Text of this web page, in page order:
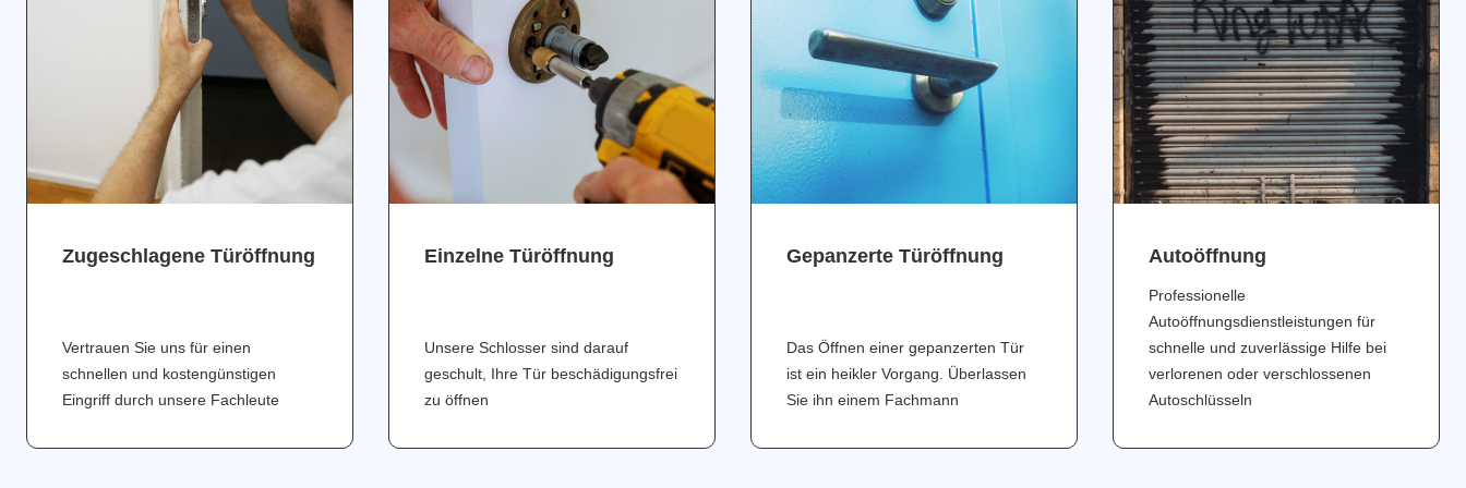
Zugeschlagene Türöffnung
Vertrauen Sie uns für einen
schnellen und kostengünstigen
Eingriff durch unsere Fachleute
Einzelne Türöffnung
Unsere Schlosser sind darauf
geschult, Ihre Tür beschädigungsfrei
zu öffnen
Gepanzerte Türöffnung
Das Öffnen einer gepanzerten Tür
ist ein heikler Vorgang. Überlassen
Sie ihn einem Fachmann
Аutoöffnung
Professionelle
Autoöffnungsdienstleistungen für
schnelle und zuverlässige Hilfe bei
verlorenen oder verschlossenen
Autoschlüsseln